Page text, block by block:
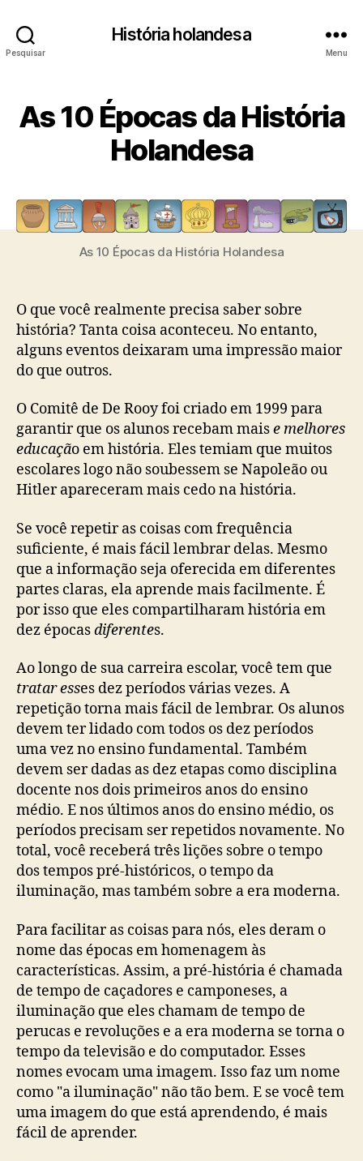
Pesquisar
História holandesa
Menu
As 10 Épocas da História
Holandesa
As 10 Épocas da História Holandesa
O que você realmente precisa saber sobre
história? Tanta coisa aconteceu. No entanto,
alguns eventos deixaram uma impressão maior
do que outros.
O Comitê de De Rooy foi criado em 1999 para
garantir que os alunos recebam maise melhores
educação em história. Eles temiam que muitos
escolares logo não soubessem se Napoleão ou
Hitler apareceram mais cedo na história.
Se você repetir as coisas com frequência
suficiente, é mais fácil lembrar delas. Mesmo
que a informação seja oferecida em diferentes
partes claras, ela aprende mais facilmente. É
por isso que eles compartilharam história em
dez épocasdiferentes.
Ao longo de sua carreira escolar, você tem que
tratar esses dez períodos várias vezes. A
repetição torna mais fácil de lembrar. Os alunos
devem ter lidado com todos os dez períodos
uma vez no ensino fundamental. Também
devem ser dadas as dez etapas como disciplina
docente nos dois primeiros anos do ensino
médio. E nos últimos anos do ensino médio, os
períodos precisam ser repetidos novamente. No
total, você receberá três lições sobre o tempo
dos tempos pré-históricos, o tempo da
iluminação, mas também sobre a era moderna.
Para facilitar as coisas para nós, eles deram o
nome das épocas em homenagem às
características. Assim, a pré-história é chamada
de tempo de caçadores e camponeses, a
iluminação que eles chamam de tempo de
perucas e revoluções e a era moderna se torna o
tempo da televisão e do computador. Esses
nomes evocam uma imagem. Isso faz um nome
como "a iluminação" não tão bem. E se você tem
uma imagem do que está aprendendo, é mais
fácil de aprender.